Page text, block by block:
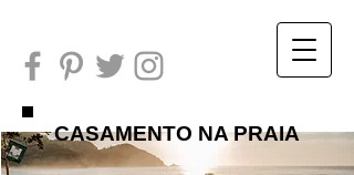
CASAMENTO NA PRAIA